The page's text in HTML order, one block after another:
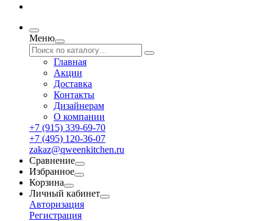
Меню
Главная
Акции
Доставка
Контакты
Дизайнерам
О компании
+7 (915) 339-69-70
+7 (495) 120-36-07
zakaz@qweenkitchen.ru
Сравнение
Избранное
Корзина
Личный кабинет
Авторизация
Регистрация